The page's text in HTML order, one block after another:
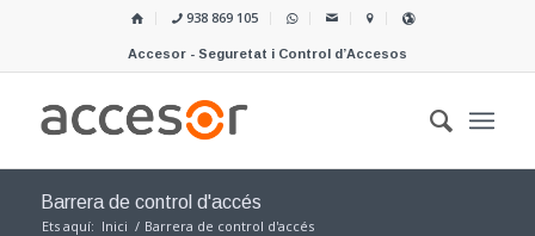
938 869 105
Accesor - Seguretat i Control d’Accesos
Barrera de control d'accés
Ets aquí: Inici / Barrera de control d'accés